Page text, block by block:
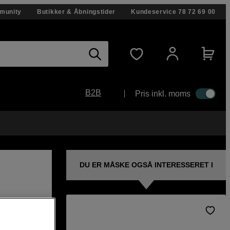
Butikker & Åbningstider Kundeservice 78 72 69 00
B2B Pris inkl. moms
DU ER MÅSKE OGSÅ INTERESSERET I